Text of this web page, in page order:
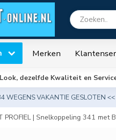
Merken
Look, dezelfde Kwaliteit en
WEGENS VAKANTIE GESLOTEN <<
PROFIEL | Snelkoppeling 341 met